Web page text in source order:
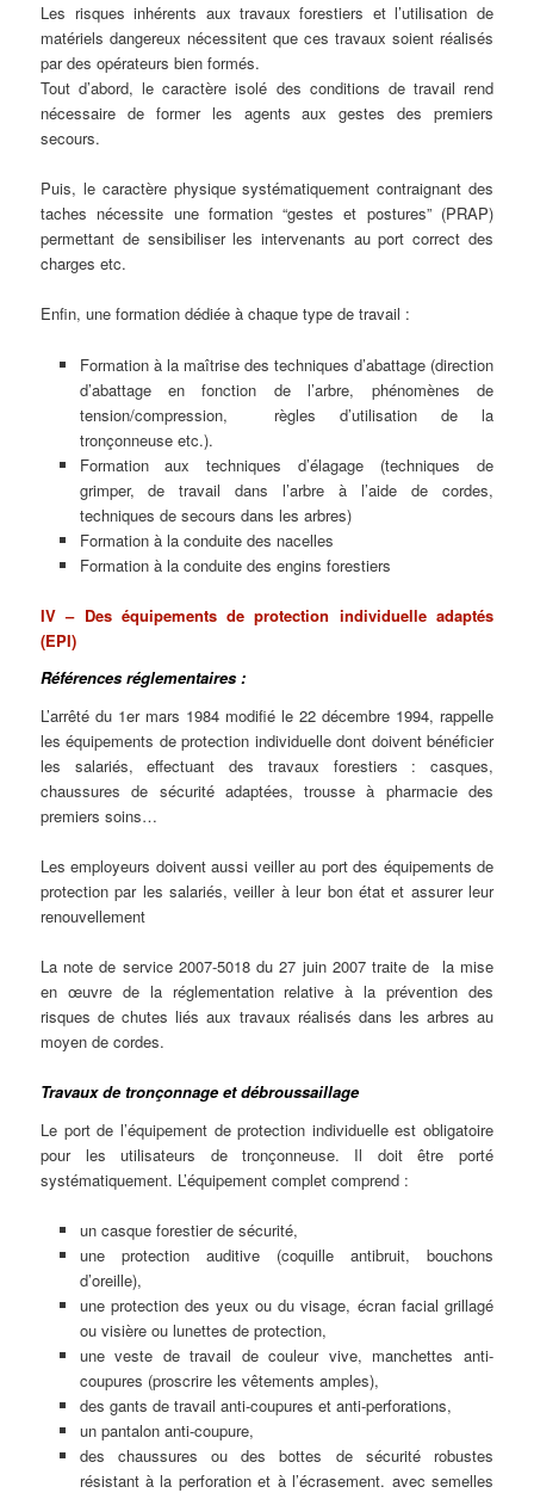
Les risques inhérents aux travaux forestiers et l’utilisation de
matériels dangereux nécessitent que ces travaux soient réalisés
par des opérateurs bien formés.
Tout d’abord, le caractère isolé des conditions de travail rend
nécessaire de former les agents aux gestes des premiers
secours.
Puis, le caractère physique systématiquement contraignant des
taches nécessite une formation “gestes et postures” (PRAP)
permettant de sensibiliser les intervenants au port correct des
charges etc.
Enfin, une formation dédiée à chaque type de travail :
Formation à la maîtrise des techniques d’abattage (direction
d’abattage en fonction de l’arbre, phénomènes de
tension/compression, règles d’utilisation de la
tronçonneuse etc.).
Formation aux techniques d’élagage (techniques de
grimper, de travail dans l’arbre à l’aide de cordes,
techniques de secours dans les arbres)
Formation à la conduite des nacelles
Formation à la conduite des engins forestiers
IV – Des équipements de protection individuelle adaptés
(EPI)
Références réglementaires :
L’arrêté du 1er mars 1984 modifié le 22 décembre 1994, rappelle
les équipements de protection individuelle dont doivent bénéficier
les salariés, effectuant des travaux forestiers : casques,
chaussures de sécurité adaptées, trousse à pharmacie des
premiers soins…
Les employeurs doivent aussi veiller au port des équipements de
protection par les salariés, veiller à leur bon état et assurer leur
renouvellement
La note de service 2007-5018 du 27 juin 2007 traite de la mise
en œuvre de la réglementation relative à la prévention des
risques de chutes liés aux travaux réalisés dans les arbres au
moyen de cordes.
Travaux de tronçonnage et débroussaillage
Le port de l’équipement de protection individuelle est obligatoire
pour les utilisateurs de tronçonneuse. Il doit être porté
systématiquement. L’équipement complet comprend :
un casque forestier de sécurité,
une protection auditive (coquille antibruit, bouchons
d’oreille),
une protection des yeux ou du visage, écran facial grillagé
ou visière ou lunettes de protection,
une veste de travail de couleur vive, manchettes anti-
coupures (proscrire les vêtements amples),
des gants de travail anti-coupures et anti-perforations,
un pantalon anti-coupure,
des chaussures ou des bottes de sécurité robustes
résistant à la perforation et à l’écrasement. avec semelles